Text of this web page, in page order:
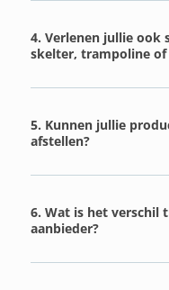
4. Verlenen jullie ook
skelter, trampoline of
5. Kunnen jullie
afstellen?
6. Wat is het verschil
aanbieder?